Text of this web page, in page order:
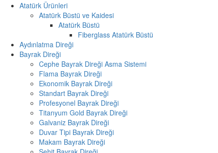
Atatürk Ürünleri
Atatürk Büstü ve Kaidesi
Atatürk Büstü
Fiberglass Atatürk Büstü
Aydınlatma Direği
Bayrak Direği
Cephe Bayrak Direği Asma Sistemi
Flama Bayrak Direği
Ekonomik Bayrak Direği
Standart Bayrak Direği
Profesyonel Bayrak Direği
Titanyum Gold Bayrak Direği
Galvaniz Bayrak Direği
Duvar Tipi Bayrak Direği
Makam Bayrak Direği